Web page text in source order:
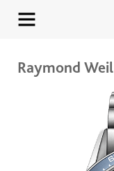
Raymond Weil